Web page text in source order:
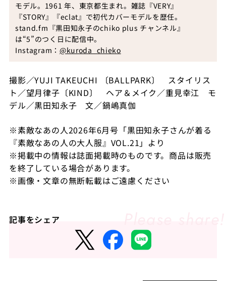
モデル。1961 年、東京都生まれ。雑誌『VERY』
『STORY』『eclat』で初代カバーモデルを歴任。
stand.fm『黒田知永子のchiko plus チャンネル』
は“5”のつく日に配信中。
Instagram： @kuroda_chieko
撮影／YUJI TAKEUCHI 〔BALLPARK〕 スタイリス
ト／望月律子〔KIND〕 ヘア＆メイク／重見幸江 モ
デル／黒田知永子 文／鍋嶋真伽
※素敵なあの人2026年6月号「黒田知永子さんが着る
『素敵なあの人の大人服』VOL.21」より
※掲載中の情報は誌面掲載時のものです。商品は販売
を終了している場合があります。
※画像・文章の無断転載はご遠慮ください
記事をシェア